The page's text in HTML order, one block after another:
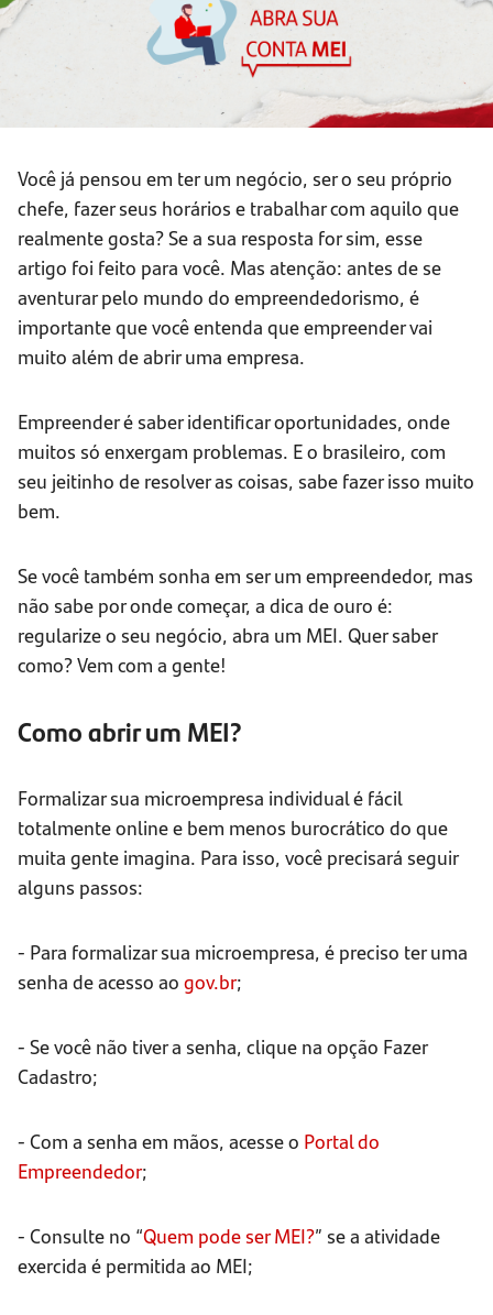
Você já pensou em ter um negócio, ser o seu próprio
chefe, fazer seus horários e trabalhar com aquilo que
realmente gosta? Se a sua resposta for sim, esse
artigo foi feito para você. Mas atenção: antes de se
aventurar pelo mundo do empreendedorismo, é
importante que você entenda que empreender vai
muito além de abrir uma empresa.
Empreender é saber identificar oportunidades, onde
muitos só enxergam problemas. E o brasileiro, com
seu jeitinho de resolver as coisas, sabe fazer isso muito
bem.
Se você também sonha em ser um empreendedor, mas
não sabe por onde começar, a dica de ouro é:
regularize o seu negócio, abra um MEI. Quer saber
como? Vem com a gente!
Como abrir um MEI?
Formalizar sua microempresa individual é fácil
totalmente online e bem menos burocrático do que
muita gente imagina. Para isso, você precisará seguir
alguns passos:
- Para formalizar sua microempresa, é preciso ter uma
senha de acesso ao gov.br;
- Se você não tiver a senha, clique na opção Fazer
Cadastro;
- Com a senha em mãos, acesse o Portal do
Empreendedor;
- Consulte no “Quem pode ser MEI?” se a atividade
exercida é permitida ao MEI;